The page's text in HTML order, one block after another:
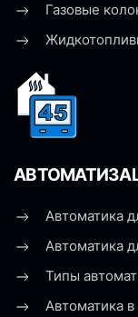
Газовые
Автоматика
Автоматика
Типы
Автоматика